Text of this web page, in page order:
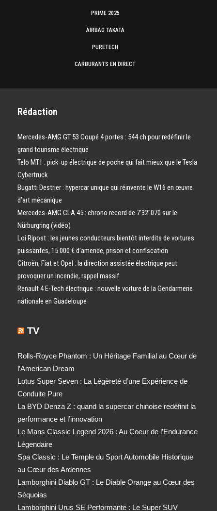
PRIME 2025
AIRBAG TAKATA
PURETECH
CARBURANTS EN DIRECT
Rédaction
Mercedes-AMG GT 53 Coupé 4 portes : 544 ch pour redéfinir le
grand tourisme électrique
Telo MT1 : pick‑up électrique de poche qui fait mieux que le Tesla
Cybertruck
Bugatti Destrier : hypercar unique qui réinvente le W16 en œuvre
d’art mécanique
Mercedes-AMG CLA 45 : chrono record de 7’32″070 sur le
Nürburgring (vidéo)
Loi Ripost : les jeunes conducteurs bientôt interdits de voitures
puissantes, 15 000 € d’amende, prison et confiscation
Citroën, Fiat et Opel : la direction assistée électrique peut
provoquer un incendie, rappel massif
Renault 4 E-Tech électrique : nouvelle voiture de la Gendarmerie
nationale en Guadeloupe
TV
Rolls-Royce Phantom : Un Héritage Familial au Cœur de
l’American Dream
Lotus Super Seven : La Légèreté d’une Expérience de
Conduite Pure
La BYD Denza Z : quand la supercar chinoise redéfinit la
performance et l’innovation
Le Mans Classic Legend 2026 : Au Coeur de l’Endurance
Légendaire
Spa Classic : Le Temple du Sport Automobile Historique
au Cœur des Ardennes
Lamborghini Diablo GT : Le Diable Orange au Cœur des
Séquoias
Lamborghini Urus SE Performante : Le Super SUV